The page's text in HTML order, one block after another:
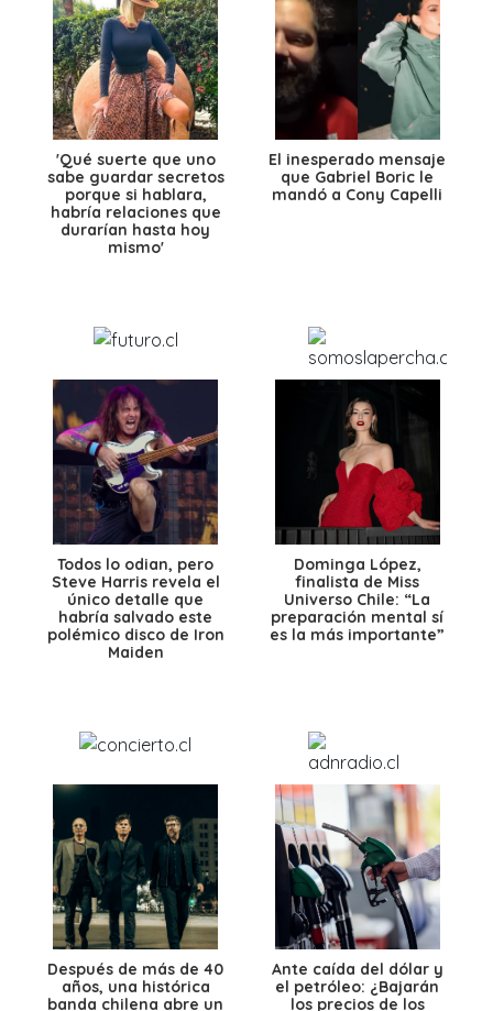
'Qué suerte que uno
sabe guardar secretos
porque si hablara,
habría relaciones que
durarían hasta hoy
mismo'
El inesperado mensaje
que Gabriel Boric le
mandó a Cony Capelli
Todos lo odian, pero
Steve Harris revela el
único detalle que
habría salvado este
polémico disco de Iron
Maiden
Dominga López,
finalista de Miss
Universo Chile: “La
preparación mental sí
es la más importante”
Después de más de 40
años, una histórica
banda chilena abre un
Ante caída del dólar y
el petróleo: ¿Bajarán
los precios de los